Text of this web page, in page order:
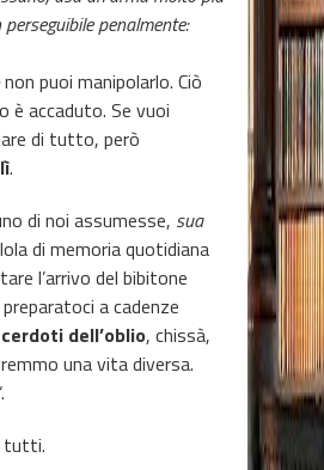
penalmente:
non puoi manipolarlo. Ciò
è accaduto. Se vuoi
di tutto, però
.
di noi assumesse, sua
di memoria quotidiana
l’arrivo del bibitone
a cadenze
dell’oblio, chissà,
una vita diversa.
tutti.